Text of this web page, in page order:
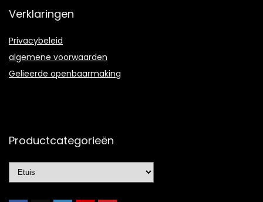
Verklaringen
Privacybeleid
algemene voorwaarden
Gelieerde openbaarmaking
Productcategorieën